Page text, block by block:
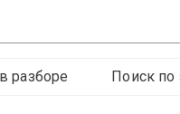
разборе Поиск по